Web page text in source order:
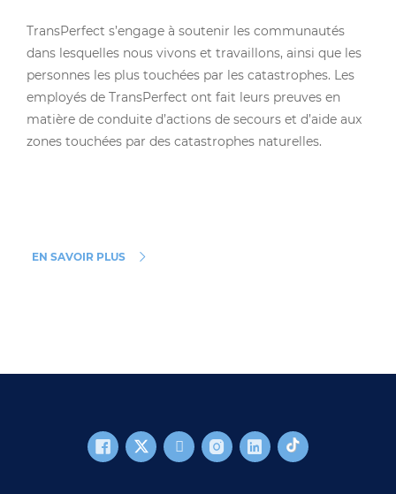
TransPerfect s’engage à soutenir les communautés
dans lesquelles nous vivons et travaillons, ainsi que les
personnes les plus touchées par les catastrophes. Les
employés de TransPerfect ont fait leurs preuves en
matière de conduite d’actions de secours et d’aide aux
zones touchées par des catastrophes naturelles.
EN SAVOIR PLUS